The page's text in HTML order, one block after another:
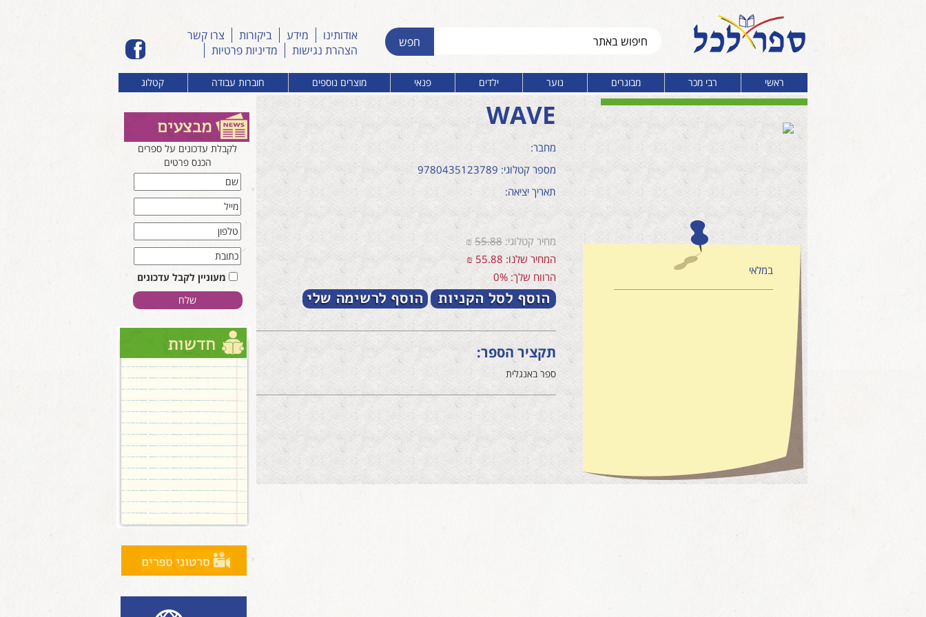
אודותינו מידע ביקורות
צרו קשר
הצהרת נגישות
מדיניות פרטיות
ראשי רבי מכר מבוגרים נוער ילדים פנאי מוצרים נוספים חוברות עבודה קטלוג
במלאי
WAVE
מחבר:
מספר קטלוגי: 9780435123789
תאריך יציאה:
מחיר קטלוגי: 55.88
₪
המחיר שלנו: 55.88 ₪
הרווח שלך: 0%
תקציר הספר:
ספר באנגלית
לקבלת עדכונים על ספרים
הכנס פרטים
מעוניין לקבל עדכונים